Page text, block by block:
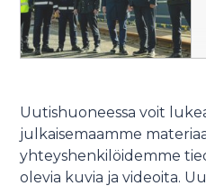
Uutishuoneessa voit
julkaisemaamme
yhteyshenkilöidemme
olevia kuvia ja videoita.